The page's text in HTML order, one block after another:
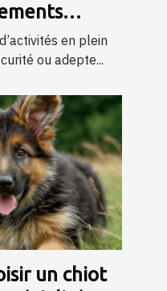
en plein
ou adepte...
un chiot